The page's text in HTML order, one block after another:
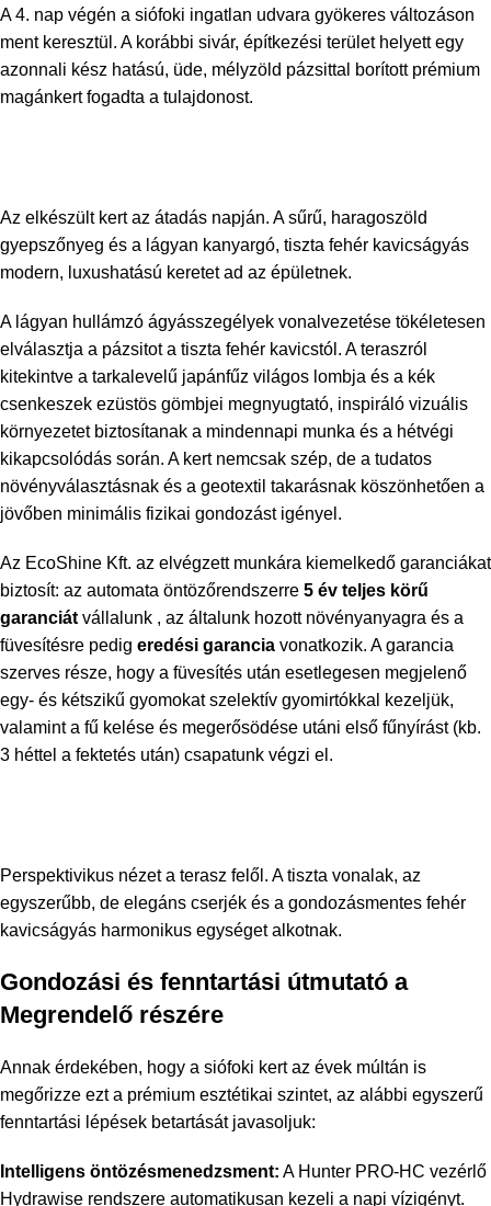
A 4. nap végén a siófoki ingatlan udvara gyökeres változáson
ment keresztül. A korábbi sivár, építkezési terület helyett egy
azonnali kész hatású, üde, mélyzöld pázsittal borított prémium
magánkert fogadta a tulajdonost.
Az elkészült kert az átadás napján. A sűrű, haragoszöld
gyepszőnyeg és a lágyan kanyargó, tiszta fehér kavicságyás
modern, luxushatású keretet ad az épületnek.
A lágyan hullámzó ágyásszegélyek vonalvezetése tökéletesen
elválasztja a pázsitot a tiszta fehér kavicstól. A teraszról
kitekintve a tarkalevelű japánfűz világos lombja és a kék
csenkeszek ezüstös gömbjei megnyugtató, inspiráló vizuális
környezetet biztosítanak a mindennapi munka és a hétvégi
kikapcsolódás során. A kert nemcsak szép, de a tudatos
növényválasztásnak és a geotextil takarásnak köszönhetően a
jövőben minimális fizikai gondozást igényel.
Az EcoShine Kft. az elvégzett munkára kiemelkedő garanciákat
biztosít: az automata öntözőrendszerre 5 év teljes körű
garanciát vállalunk , az általunk hozott növényanyagra és a
füvesítésre pedig eredési garancia vonatkozik. A garancia
szerves része, hogy a füvesítés után esetlegesen megjelenő
egy- és kétszikű gyomokat szelektív gyomirtókkal kezeljük,
valamint a fű kelése és megerősödése utáni első fűnyírást (kb.
3 héttel a fektetés után) csapatunk végzi el.
Perspektivikus nézet a terasz felől. A tiszta vonalak, az
egyszerűbb, de elegáns cserjék és a gondozásmentes fehér
kavicságyás harmonikus egységet alkotnak.
Gondozási és fenntartási útmutató a
Megrendelő részére
Annak érdekében, hogy a siófoki kert az évek múltán is
megőrizze ezt a prémium esztétikai szintet, az alábbi egyszerű
fenntartási lépések betartását javasoljuk:
Intelligens öntözésmenedzsment: A Hunter PRO-HC vezérlő
Hydrawise rendszere automatikusan kezeli a napi vízigényt.